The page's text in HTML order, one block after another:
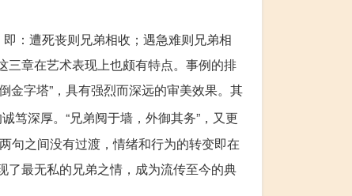
：遭死丧则兄弟相收；遇急难则兄弟相
三章在艺术表现上也颇有特点。事例的排
金字塔”，具有强烈而深远的审美效果。其
笃深厚。“兄弟阋于墙，外御其务”，又更
句之间没有过渡，情绪和行为的转变即在
了最无私的兄弟之情，成为流传至今的典